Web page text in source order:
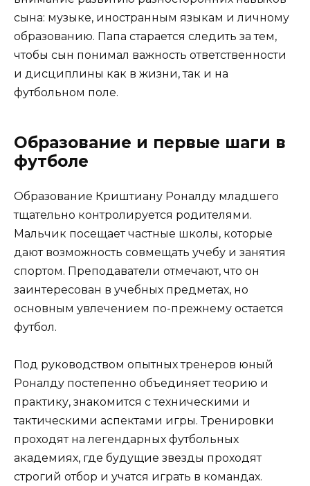
сына: музыке, иностранным языкам и личному
образованию. Папа старается следить за тем,
чтобы сын понимал важность ответственности
и дисциплины как в жизни, так и на
футбольном поле.
Образование и первые шаги в
футболе
Образование Криштиану Роналду младшего
тщательно контролируется родителями.
Мальчик посещает частные школы, которые
дают возможность совмещать учебу и занятия
спортом. Преподаватели отмечают, что он
заинтересован в учебных предметах, но
основным увлечением по-прежнему остается
футбол.
Под руководством опытных тренеров юный
Роналду постепенно объединяет теорию и
практику, знакомится с техническими и
тактическими аспектами игры. Тренировки
проходят на легендарных футбольных
академиях, где будущие звезды проходят
строгий отбор и учатся играть в командах.